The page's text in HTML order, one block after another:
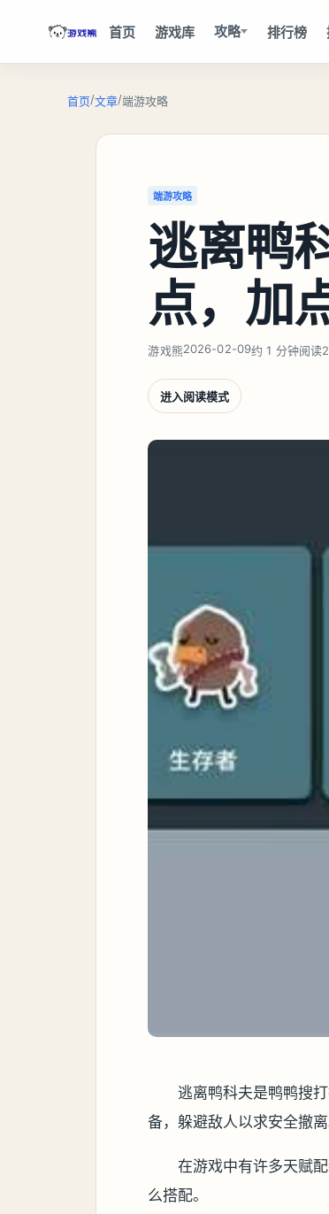
首页 游戏库 攻略 排行榜
首页/文章/端游攻略
端游攻略
逃离鸭
点，加
游戏熊2026-02-09约 1 分钟阅读
进入阅读模式
逃离鸭科夫是鸭鸭搜
备，躲避敌人以求安全撤离
在游戏中有许多天赋
么搭配。